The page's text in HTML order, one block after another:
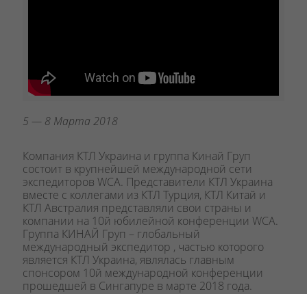
5 — 8 Марта 2018
Компания КТЛ Украина и группа Кинай Груп
состоит в крупнейшей международной сети
экспедиторов WCA. Представители КТЛ Украина
вместе с коллегами из КТЛ Турция, КТЛ Китай и
КТЛ Австралия представляли свои страны и
компании на 10й юбилейной конференции WCA.
Группа КИНАЙ Груп – глобальный
международный экспедитор , частью которого
является КТЛ Украина, являлась главным
спонсором 10й международной конференции
прошедшей в Сингапуре в марте 2018 года.